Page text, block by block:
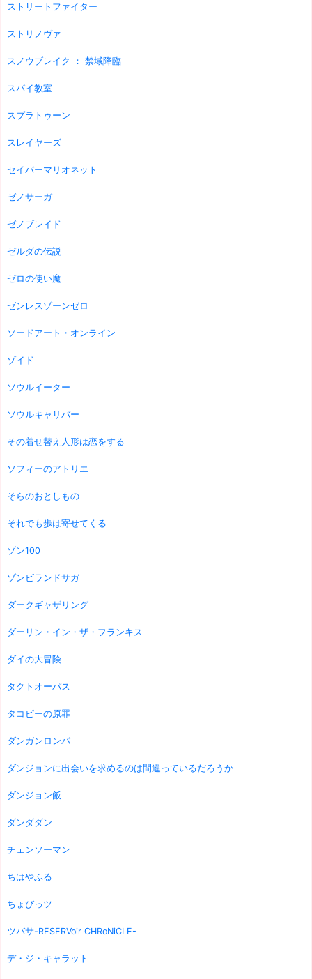
ストリートファイター
ストリノヴァ
スノウブレイク ： 禁域降臨
スパイ教室
スプラトゥーン
スレイヤーズ
セイバーマリオネット
ゼノサーガ
ゼノブレイド
ゼルダの伝説
ゼロの使い魔
ゼンレスゾーンゼロ
ソードアート・オンライン
ゾイド
ソウルイーター
ソウルキャリバー
その着せ替え人形は恋をする
ソフィーのアトリエ
そらのおとしもの
それでも歩は寄せてくる
ゾン100
ゾンビランドサガ
ダークギャザリング
ダーリン・イン・ザ・フランキス
ダイの大冒険
タクトオーパス
タコピーの原罪
ダンガンロンパ
ダンジョンに出会いを求めるのは間違っているだろうか
ダンジョン飯
ダンダダン
チェンソーマン
ちはやふる
ちょびっツ
ツバサ-RESERVoir CHRoNiCLE-
デ・ジ・キャラット